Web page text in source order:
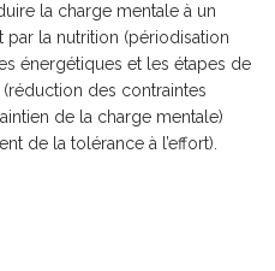
la charge mentale à un
par la nutrition (périodisation
énergétiques et les étapes de
des contraintes
de la charge mentale)
de la tolérance à l’effort).